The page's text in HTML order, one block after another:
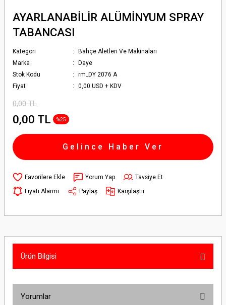
AYARLANABİLİR ALÜMİNYUM SPRAY
TABANCASI
Kategori
Bahçe Aletleri Ve Makinaları
Marka
Daye
Stok Kodu
rm_DY 2076 A
Fiyat
0,00 USD + KDV
0,00 TL
0,00 TL %25
Gelince Haber Ver
Yorum Yap
Tavsiye Et
Fiyatı Alarmı
Paylaş Karşılaştır
Ürün Bilgisi
Yorumlar